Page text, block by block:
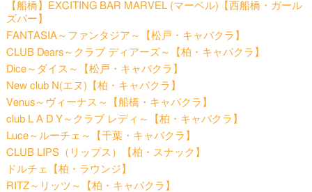
【船橋】EXCITING BAR MARVEL (マーベル)【西船橋・ガール
ズバー】
FANTASIA～ファンタジア～【松戸・キャバクラ】
CLUB Dears～クラブ ディアーズ～【柏・キャバクラ】
Dice～ダイス～【松戸・キャバクラ】
New club N(エヌ)【柏・キャバクラ】
Venus～ヴィーナス～【船橋・キャバクラ】
club L A D Y～クラブ レディ～【柏・キャバクラ】
Luce～ルーチェ～【千葉・キャバクラ】
CLUB LIPS（リップス）【柏・スナック】
ドルチェ【柏・ラウンジ】
RITZ～リッツ～【柏・キャバクラ】